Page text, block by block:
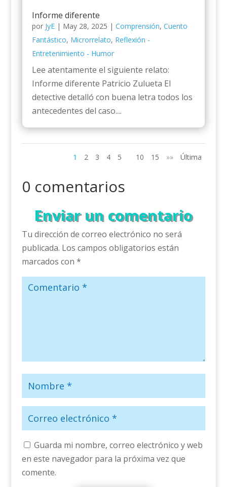
Informe diferente
por JyE| May 28, 2025 | Comprensión, Cuento
Fantástico, Microrrelato, Reflexión -
Entretenimiento - Humor
Lee atentamente el siguiente relato:
Informe diferente Patricio Zulueta El
detective detalló con buena letra todos los
antecedentes del caso....
1 2 3 4 5 10 15 »» Última
0 comentarios
Enviar un comentario
Tu dirección de correo electrónico no será
publicada. Los campos obligatorios están
marcados con *
Guarda mi nombre, correo electrónico y web
en este navegador para la próxima vez que
comente.